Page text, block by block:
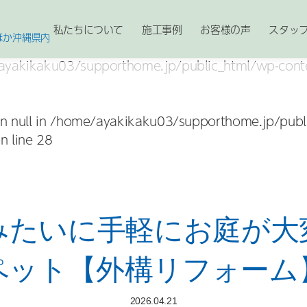
沖縄県内
私たちについて 施工事例 お客様の声 スタッ
supporthome.jp/public_html/wp-
null in/home/ayakikaku03/supporthome.jp/
line 28
いに手軽にお庭が
ット【外構リフォーム
2026.04.21